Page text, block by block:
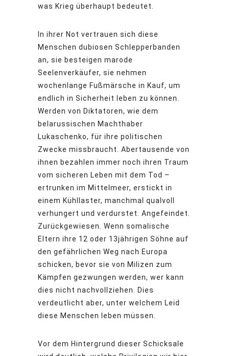
was Krieg überhaupt bedeutet.
In ihrer Not vertrauen sich diese
Menschen dubiosen Schlepperbanden
an, sie besteigen marode
Seelenverkäufer, sie nehmen
wochenlange Fußmärsche in Kauf, um
endlich in Sicherheit leben zu können.
Werden von Diktatoren, wie dem
belarussischen Machthaber
Lukaschenko, für ihre politischen
Zwecke missbraucht. Abertausende von
ihnen bezahlen immer noch ihren Traum
vom sicheren Leben mit dem Tod –
ertrunken im Mittelmeer, erstickt in
einem Kühllaster, manchmal qualvoll
verhungert und verdurstet. Angefeindet.
Zurückgewiesen. Wenn somalische
Eltern ihre 12 oder 13jährigen Söhne auf
den gefährlichen Weg nach Europa
schicken, bevor sie von Milizen zum
Kämpfen gezwungen werden, wer kann
dies nicht nachvollziehen. Dies
verdeutlicht aber, unter welchem Leid
diese Menschen leben müssen.
Vor dem Hintergrund dieser Schicksale